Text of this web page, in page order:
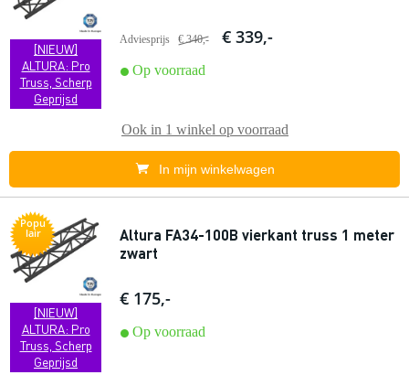
[NIEUW]
ALTURA: Pro
Truss, Scherp
Geprijsd
Adviesprijs € 340,- € 339,-
Op voorraad
Ook in 1 winkel op voorraad
In mijn winkelwagen
Popu
lair
[NIEUW]
ALTURA: Pro
Truss, Scherp
Geprijsd
Altura FA34-100B vierkant truss 1 meter
zwart
€ 175,-
Op voorraad